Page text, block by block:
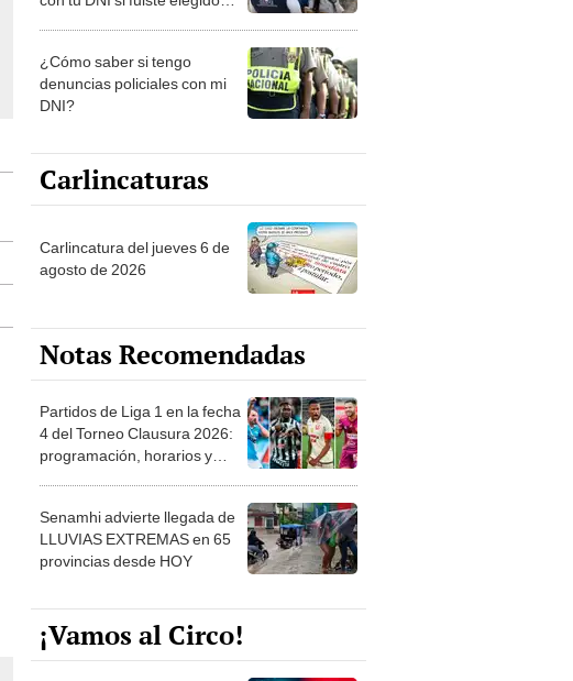
la ONPE
¿Cómo saber si tengo
denuncias policiales con mi
DNI?
Carlincaturas
Carlincatura del jueves 6 de
agosto de 2026
Notas Recomendadas
Partidos de Liga 1 en la fecha
4 del Torneo Clausura 2026:
programación, horarios y
Senamhi advierte llegada de
LLUVIAS EXTREMAS en 65
provincias desde HOY
¡Vamos al Circo!